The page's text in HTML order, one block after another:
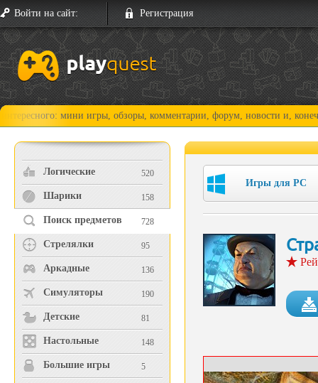
Войти на сайт: Регистрация
мини игры, обзоры, комментарии, форум, новости и, конечно,
Логические 520
Шарики 158
Поиск предметов 728
Стрелялки 95
Аркадные 136
Симуляторы 190
Детские 81
Настольные 148
Большие игры 5
Игры для PC